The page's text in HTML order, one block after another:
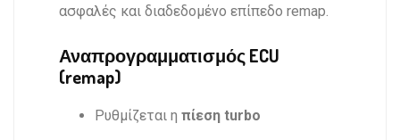
ασφαλές και διαδεδομένο επίπεδο remap.
Αναπρογραμματισμός ECU
(remap)
Ρυθμίζεται η πίεση turbo